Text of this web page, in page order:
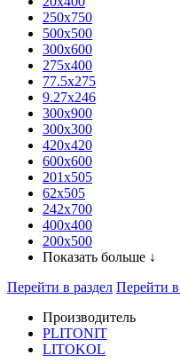
250x750
500x500
300x600
275x400
77.5х275
9.27x246
300x900
300x300
420х420
600х600
201х505
62х505
242х700
400х400
200х500
Показать больше ↓
Перейти в раздел Перейти в
Производитель
PLITONIT
LITOKOL